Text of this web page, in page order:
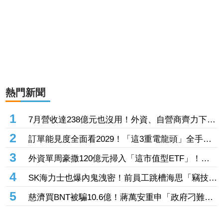
熱門新聞
1
7月營收達238億元也沒用！外資、自營商齊力下殺
「這晶圓代工廠」 三大法人狠砍156億元
2
訂單能見度全面看2029！「這3重電龍頭」全手握
逾百億元訂單 市場聚焦董事會承認第二季財報
3
外資單周豪撒120億元掃入「這市值型ETF」！再
鎖定5檔主動式進貨、「這2檔」進貨逾10萬張
4
SK海力士也爆內鬼洩密！前員工跳槽海思「竊技術
機密附在履歷內」 判刑1年半
5
慈濟買BNT被騙10.6億！蔣萬安重申「政府刁難民